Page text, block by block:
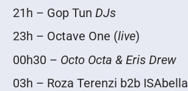
21h – Gop Tun DJs
23h – Octave One (live)
00h30 – Octo Octa & Eris Drew
03h – Roza Terenzi b2b ISAbella